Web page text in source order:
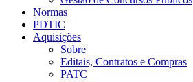
Normas
PDTIC
Aquisições
Sobre
Editais, Contratos e Compras
PATC